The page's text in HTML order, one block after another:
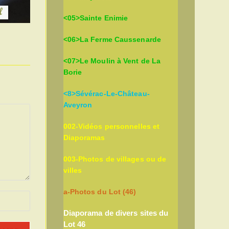
<05>Sainte Enimie
<06>La Ferme Caussenarde
<07>Le Moulin à Vent de La
Borie
<8>Sévérac-Le-Château-
Aveyron
002-Vidéos personnelles et
Diaporamas
003-Photos de villages ou de
villes
a-Photos du Lot (46)
Diaporama de divers sites du
Lot 46